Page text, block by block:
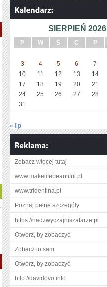
SIERPIEŃ 2026
P W Ś C P
3
4 5 6 7
10
11 12 13 14
17
18 19 20 21
24
25 26 27 28
31
« lip
Zobacz więcej tutaj
www.makelifebeautiful.pl
www.tridentina.pl
Poznaj pełne szczegóły
https://nadzwyczajniszafarze.pl
Otwórz, by zobaczyć
Zobacz to sam
Otwórz, by zobaczyć
http://davidovo.info